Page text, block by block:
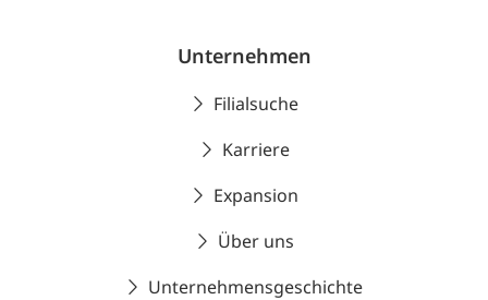
Unternehmen
Filialsuche
Karriere
Expansion
Über uns
Unternehmensgeschichte